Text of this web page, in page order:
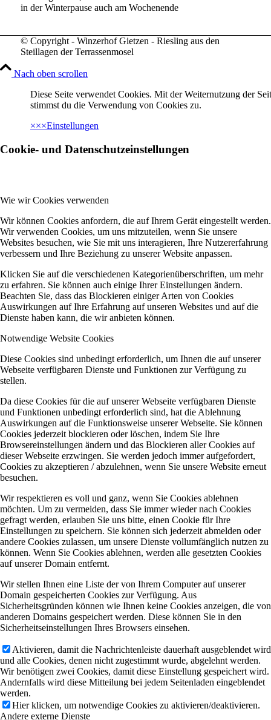
in der Winterpause auch am Wochenende
© Copyright - Winzerhof Gietzen - Riesling aus den
Steillagen der Terrassenmosel
Nach oben scrollen
Diese Seite verwendet Cookies. Mit der Weiternutzung der
stimmst du die Verwendung von Cookies zu.
×××Einstellungen
Cookie- und Datenschutzeinstellungen
Wie wir Cookies verwenden
Wir können Cookies anfordern, die auf Ihrem Gerät eingestellt werden.
Wir verwenden Cookies, um uns mitzuteilen, wenn Sie unsere
Websites besuchen, wie Sie mit uns interagieren, Ihre Nutzererfahrung
verbessern und Ihre Beziehung zu unserer Website anpassen.
Klicken Sie auf die verschiedenen Kategorienüberschriften, um mehr
zu erfahren. Sie können auch einige Ihrer Einstellungen ändern.
Beachten Sie, dass das Blockieren einiger Arten von Cookies
Auswirkungen auf Ihre Erfahrung auf unseren Websites und auf die
Dienste haben kann, die wir anbieten können.
Notwendige Website Cookies
Diese Cookies sind unbedingt erforderlich, um Ihnen die auf unserer
Webseite verfügbaren Dienste und Funktionen zur Verfügung zu
stellen.
Da diese Cookies für die auf unserer Webseite verfügbaren Dienste
und Funktionen unbedingt erforderlich sind, hat die Ablehnung
Auswirkungen auf die Funktionsweise unserer Webseite. Sie können
Cookies jederzeit blockieren oder löschen, indem Sie Ihre
Browsereinstellungen ändern und das Blockieren aller Cookies auf
dieser Webseite erzwingen. Sie werden jedoch immer aufgefordert,
Cookies zu akzeptieren / abzulehnen, wenn Sie unsere Website erneut
besuchen.
Wir respektieren es voll und ganz, wenn Sie Cookies ablehnen
möchten. Um zu vermeiden, dass Sie immer wieder nach Cookies
gefragt werden, erlauben Sie uns bitte, einen Cookie für Ihre
Einstellungen zu speichern. Sie können sich jederzeit abmelden oder
andere Cookies zulassen, um unsere Dienste vollumfänglich nutzen zu
können. Wenn Sie Cookies ablehnen, werden alle gesetzten Cookies
auf unserer Domain entfernt.
Wir stellen Ihnen eine Liste der von Ihrem Computer auf unserer
Domain gespeicherten Cookies zur Verfügung. Aus
Sicherheitsgründen können wie Ihnen keine Cookies anzeigen, die von
anderen Domains gespeichert werden. Diese können Sie in den
Sicherheitseinstellungen Ihres Browsers einsehen.
Aktivieren, damit die Nachrichtenleiste dauerhaft ausgeblendet wird
und alle Cookies, denen nicht zugestimmt wurde, abgelehnt werden.
Wir benötigen zwei Cookies, damit diese Einstellung gespeichert wird.
Andernfalls wird diese Mitteilung bei jedem Seitenladen eingeblendet
werden.
Hier klicken, um notwendige Cookies zu aktivieren/deaktivieren.
Andere externe Dienste